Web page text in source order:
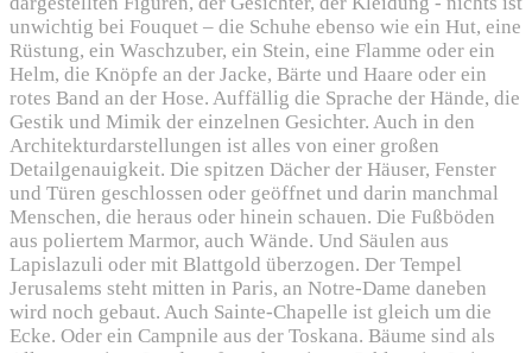
unwichtig bei Fouquet – die Schuhe ebenso wie ein Hut, eine
Rüstung, ein Waschzuber, ein Stein, eine Flamme oder ein
Helm, die Knöpfe an der Jacke, Bärte und Haare oder ein
rotes Band an der Hose. Auffällig die Sprache der Hände, die
Gestik und Mimik der einzelnen Gesichter. Auch in den
Architekturdarstellungen ist alles von einer großen
Detailgenauigkeit. Die spitzen Dächer der Häuser, Fenster
und Türen geschlossen oder geöffnet und darin manchmal
Menschen, die heraus oder hinein schauen. Die Fußböden
aus poliertem Marmor, auch Wände. Und Säulen aus
Lapislazuli oder mit Blattgold überzogen. Der Tempel
Jerusalems steht mitten in Paris, an Notre-Dame daneben
wird noch gebaut. Auch Sainte-Chapelle ist gleich um die
Ecke. Oder ein Campnile aus der Toskana. Bäume sind als